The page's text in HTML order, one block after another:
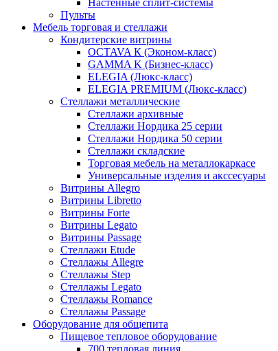
Пульты
Мебель торговая и стеллажи
Кондитерские витрины
OCTAVA К (Эконом-класс)
GAMMA K (Бизнес-класс)
ELEGIA (Люкс-класс)
ELEGIA PREMIUM (Люкс-класс)
Стеллажи металлические
Стеллажи архивные
Стеллажи Нордика 25 серии
Стеллажи Нордика 50 серии
Стеллажи складские
Торговая мебель на металлокаркасе
Универсальные изделия и акссесуары
Витрины Allegro
Витрины Libretto
Витрины Forte
Витрины Legato
Витрины Passage
Стеллажи Etude
Стеллажы Allegre
Стеллажы Step
Стеллажы Legato
Стеллажы Romance
Стеллажы Passage
Оборудование для общепита
Пищевое тепловое оборудование
700 тепловая линия